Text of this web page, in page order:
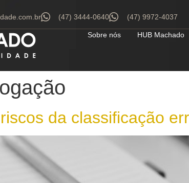
(47) 3444-0640 (47) 9972-4037
Sobre nós HUB Machado
da classificação